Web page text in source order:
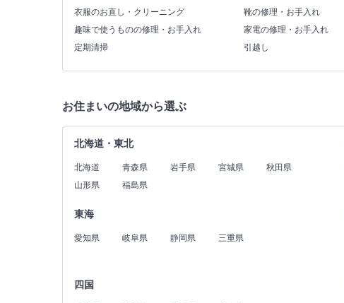
衣服のお直し・クリーニング
靴の修理・お手入れ
趣味で使うものの修理・お手入れ
家電の修理・お手入れ
定期清掃
引越し
お住まいの地域から選ぶ
北海道・東北
北海道 青森県 岩手県 宮城県
秋田県
山形県
福島県
東海
愛知県 岐阜県 静岡県 三重県
四国